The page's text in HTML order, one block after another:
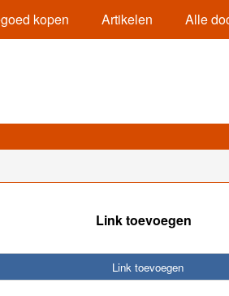
kopen Artikelen Alle
Link toevoegen
Link toevoegen